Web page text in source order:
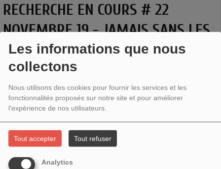
Les informations que nous
collectons
Nous utilisons des cookies pour fournir les services et les
fonctionnalités proposés sur notre site et pour améliorer
l'expérience de nos utilisateurs.
Tout accepter Tout refuser
Analytics
RECHERCHE EN COURS # 22
NOVEMBRE 19 - JAMAIS SANS LES
VIRUS